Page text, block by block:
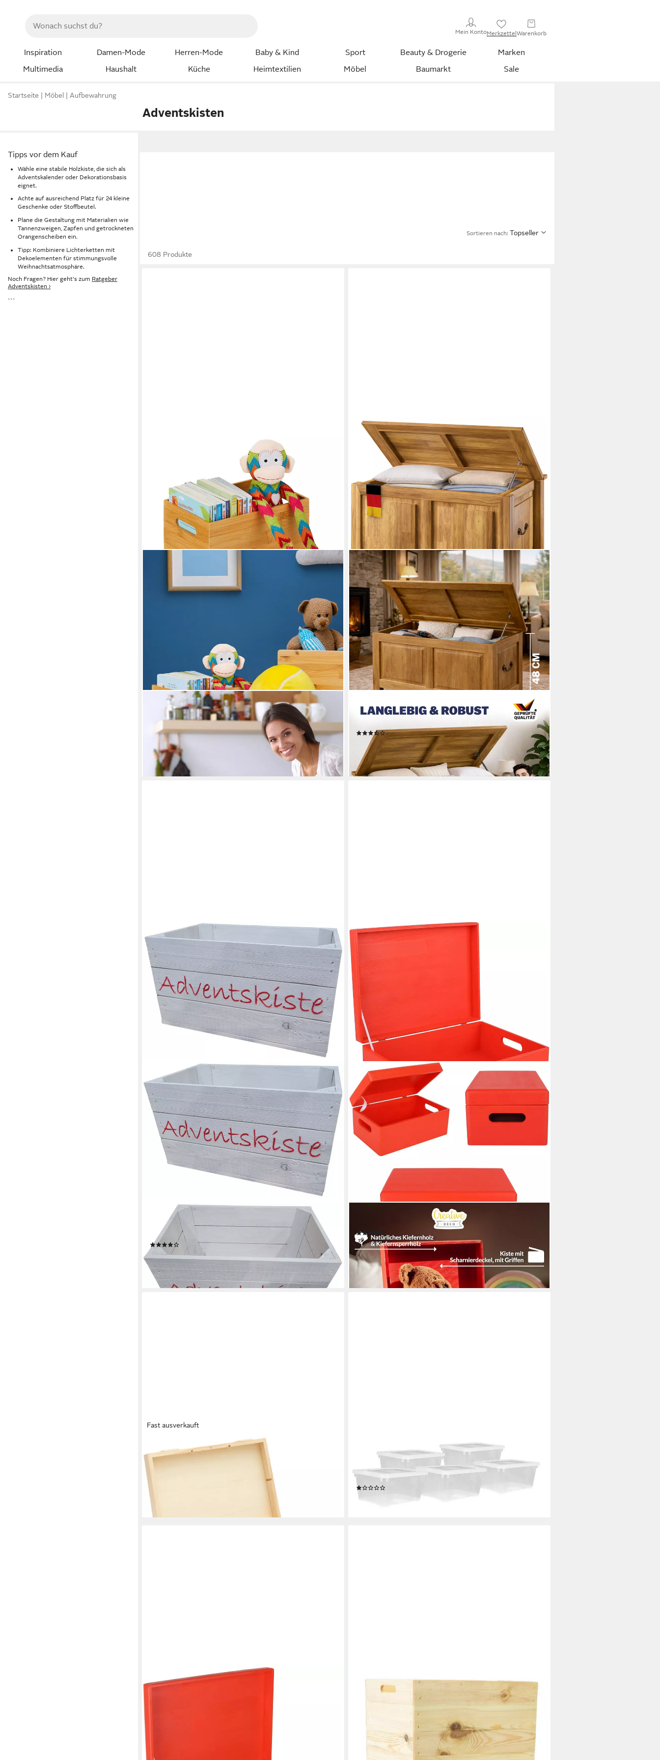
Mein KontoMerkzettelWarenkorb
Inspiration Damen-Mode Herren-Mode Baby & Kind Sport Beauty & Drogerie
Marken
Multimedia
Haushalt Küche Heimtextilien Möbel Baumarkt Sale
Startseite Möbel Aufbewahrung
Adventskisten
Tipps vor dem Kauf
Wähle eine stabile Holzkiste, die sich als
Adventskalender oder Dekorationsbasis
eignet.
Achte auf ausreichend Platz für 24 kleine
Geschenke oder Stoffbeutel.
Plane die Gestaltung mit Materialien wie
Tannenzweigen, Zapfen und getrockneten
Orangenscheiben ein.
Tipp: Kombiniere Lichterketten mit
Dekoelementen für stimmungsvolle
Weihnachtsatmosphäre.
Noch Fragen? Hier geht's zum Ratgeber
Adventskisten ›
```
Sortieren nach: Topseller
608 Produkte
RELAXDAYS
Allzweckkiste 4 x Aufbewahrungskiste Bambus klein (4er
Set, 4 St., 4er Set)
56,95 € UVP99,99 €
-43%
lieferbar - in 2-3 Werktagen bei dir
Holzkiste Antik, mit Deckel Groß 103L Volumen Sitzbank
(5)
99,95 € 119,95 €
-17%
lieferbar - in 2-3 Werktagen bei dir
KISTENKOLLI ALTES LAND
Allzweckkiste Adventskiste "Hilde" weiß ohne mit roter
Schrift (Spar-Set, 1er Set)
(1)
20,90 € UVP23,90 €
-13%
lieferbar - in 2-3 Werktagen bei dir
Holzkiste mit Deckel 30x20x14 cm (1cm)
(4)
19,95 €
lieferbar - in 2-3 Werktagen bei dir
+5
Fast ausverkauft
Kiste Holz-Kiste, 24 cm x 16,5 cm
16,45 €
lieferbar - in 3-4 Werktagen bei dir
Allzweckkiste Kunststoff Aufbewahrungsbox transparent
4,5 Liter (Stück, 5 St., Aufbewahrungsbox), ideal zum
Aufbewahren von Deko, Spielzeug oder Kleidung
17,95 €